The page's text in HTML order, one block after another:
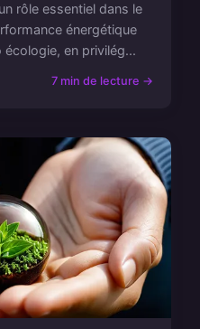
rôle essentiel dans le
énergétique
en privilég...
7 min de lecture →